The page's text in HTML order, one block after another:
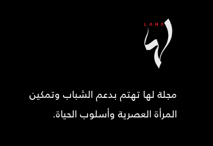
مجلة لها تهتم بدعم الشباب وتمكين
المرأة العصرية وأسلوب الحياة.